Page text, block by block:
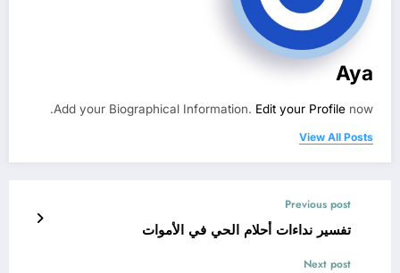
Aya
Add your Biographical Information. Edit your Profile now.
View All Posts
Previous post
تفسير نداءات أحلام الحي في الأموات
Next post